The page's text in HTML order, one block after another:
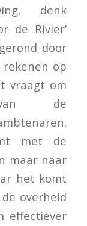
denk
de Rivier’
door
op
vraagt om
de
met de
maar naar
het komt
overheid
effectiever